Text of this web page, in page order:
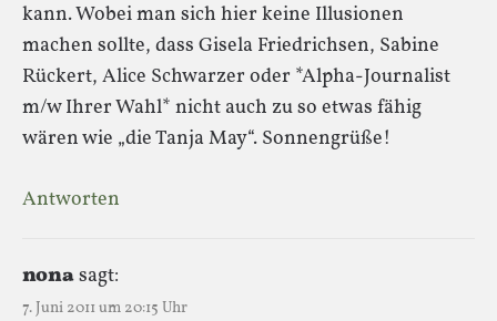
kann. Wobei man sich hier keine Illusionen
machen sollte, dass Gisela Friedrichsen, Sabine
Rückert, Alice Schwarzer oder *Alpha-Journalist
m/w Ihrer Wahl* nicht auch zu so etwas fähig
wären wie „die Tanja May“. Sonnengrüße!
Antworten
nonasagt:
7. Juni 2011 um 20:15 Uhr